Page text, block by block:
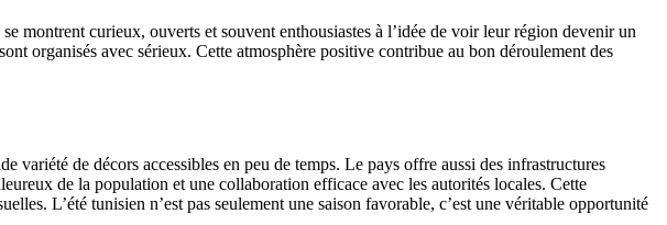
montrent curieux, ouverts et souvent enthousiastes à l’idée de voir leur région devenir un
organisés avec sérieux. Cette atmosphère positive contribue au bon déroulement des
variété de décors accessibles en peu de temps. Le pays offre aussi des infrastructures
de la population et une collaboration efficace avec les autorités locales. Cette
L’été tunisien n’est pas seulement une saison favorable, c’est une véritable opportunité